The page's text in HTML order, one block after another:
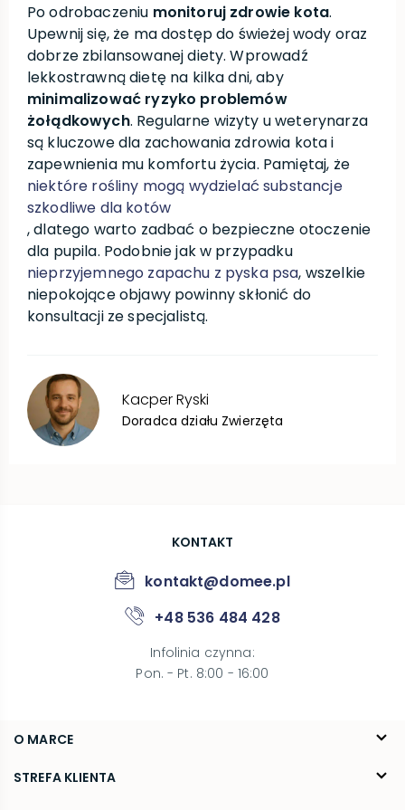
Po odrobaczeniu monitoruj zdrowie kota.
Upewnij się, że ma dostęp do świeżej wody oraz
dobrze zbilansowanej diety. Wprowadź
lekkostrawną dietę na kilka dni, aby
minimalizować ryzyko problemów
żołądkowych. Regularne wizyty u weterynarza
są kluczowe dla zachowania zdrowia kota i
zapewnienia mu komfortu życia. Pamiętaj, że
niektóre rośliny mogą wydzielać substancje
szkodliwe dla kotów
, dlatego warto zadbać o bezpieczne otoczenie
dla pupila. Podobnie jak w przypadku
nieprzyjemnego zapachu z pyska psa, wszelkie
niepokojące objawy powinny skłonić do
konsultacji ze specjalistą.
KacperRyski
Doradca działu Zwierzęta
O MARCE
O nas
STREFA KLIENTA
KONTAKT
kontakt@domee.pl
+48 536 484 428
Infolinia czynna:
Pon. - Pt. 8:00 - 16:00